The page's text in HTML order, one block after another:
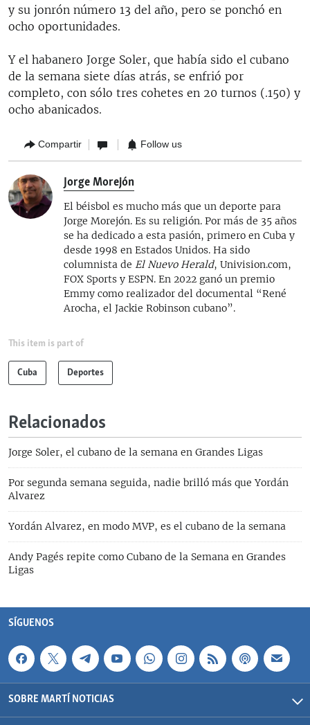
y su jonrón número 13 del año, pero se ponchó en
ocho oportunidades.
Y el habanero Jorge Soler, que había sido el cubano
de la semana siete días atrás, se enfrió por
completo, con sólo tres cohetes en 20 turnos (.150) y
ocho abanicados.
Compartir Follow us
Jorge Morejón
El béisbol es mucho más que un deporte para
Jorge Morejón. Es su religión. Por más de 35 años
se ha dedicado a esta pasión, primero en Cuba y
desde 1998 en Estados Unidos. Ha sido
columnista de El Nuevo Herald, Univision.com,
FOX Sports y ESPN. En 2022 ganó un premio
Emmy como realizador del documental “René
Arocha, el Jackie Robinson cubano”.
This item is part of
Cuba Deportes
Relacionados
Jorge Soler, el cubano de la semana en Grandes Ligas
Por segunda semana seguida, nadie brilló más que Yordán
Alvarez
Yordán Alvarez, en modo MVP, es el cubano de la semana
Andy Pagés repite como Cubano de la Semana en Grandes
Ligas
SÍGUENOS
SOBRE MARTÍ NOTICIAS